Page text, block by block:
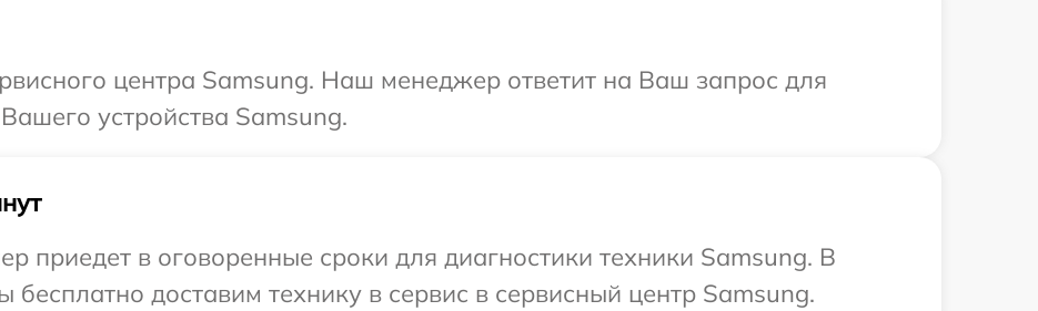
центра Samsung. Наш менеджер ответит на Ваш запрос для
устройства Samsung.
приедет в оговоренные сроки для диагностики техники Samsung. В
доставим технику в сервис в сервисный центр Samsung.